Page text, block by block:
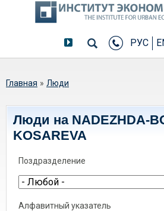
РУС
Вы здесь
Главная » Люди
Люди на NADEZHDA-
KOSAREVA
Поздразделение
Алфавитный указатель